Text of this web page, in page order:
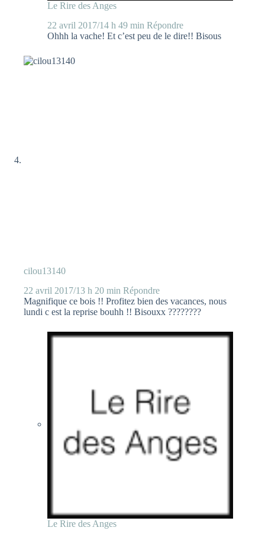
Le Rire des Anges
22 avril 2017/14 h 49 min Répondre
Ohhh la vache! Et c’est peu de le dire!! Bisous
cilou13140
22 avril 2017/13 h 20 min Répondre
Magnifique ce bois !! Profitez bien des vacances, nous
lundi c est la reprise bouhh !! Bisouxx ????????
Le Rire des Anges